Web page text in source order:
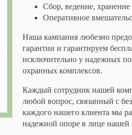
Сбор, ведение,
Оперативное
Наша кампания любезно
гарантии и гарантируем
исключительно у надежных
охранных комплексов.
Каждый сотрудник нашей
любой вопрос, связанный с
каждого нашего клиента мы
надежной опоре в лице нашей